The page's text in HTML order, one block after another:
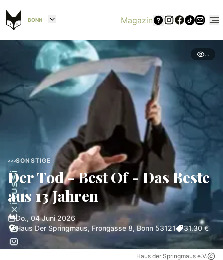
BONN Magazin
...
SONSTIGE
Der Tod - Best Of - Das Beste
aus 13 Jahren
Do., 04 Juni 2026
Haus Der Springmaus, Frongasse 8, Bonn 53121
31.30 €
Haus der Springmaus e.V.